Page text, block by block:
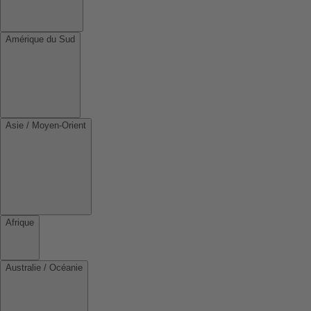
Amérique du Sud
Asie / Moyen-Orient
Afrique
Australie / Océanie